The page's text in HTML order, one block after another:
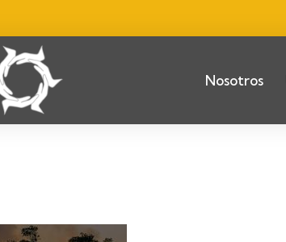
Nosotros